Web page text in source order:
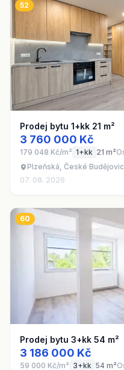
52
Prodej bytu 1+kk 21 m²
3 760 000 Kč
179 048 Kč/m² 1+kk 21 m²
Plzeňská, České
07. 08. 2026
60
Prodej bytu 3+kk 54 m²
3 186 000 Kč
59 000 Kč/m² 3+kk 54 m²